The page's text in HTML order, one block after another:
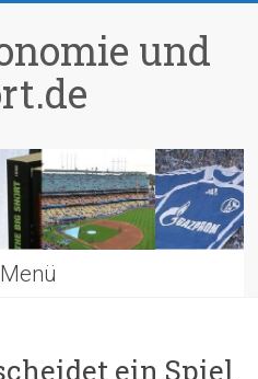
und
Menü
ein Spiel